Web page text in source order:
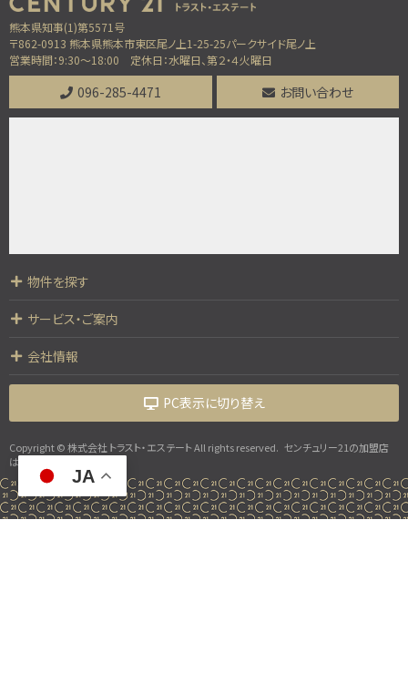
第9位
4ＬＤＫ
植木駅
5万円プレゼント実施中＜家電家具等何でもOK＞♪…
熊本県知事(1)第5571号
〒862-0913 熊本県熊本市東区尾ノ上1-25-25パークサイド尾ノ上
営業時間：9:30～18:00
定休日：水曜日、第２・４火曜日
096-285-4471 お問い合わせ
物件を探す
サービス・ご案内
会社情報
PC表示に切り替え
Copyright © 株式会社 トラスト・エステート All rights reserved. センチュリー21の加盟店
は、すべて独立・自営です。
JA